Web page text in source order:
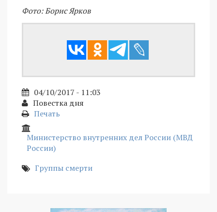
Фото: Борис Ярков
04/10/2017 - 11:03
Повестка дня
Печать
Министерство внутренних дел России (МВД
России)
Группы смерти